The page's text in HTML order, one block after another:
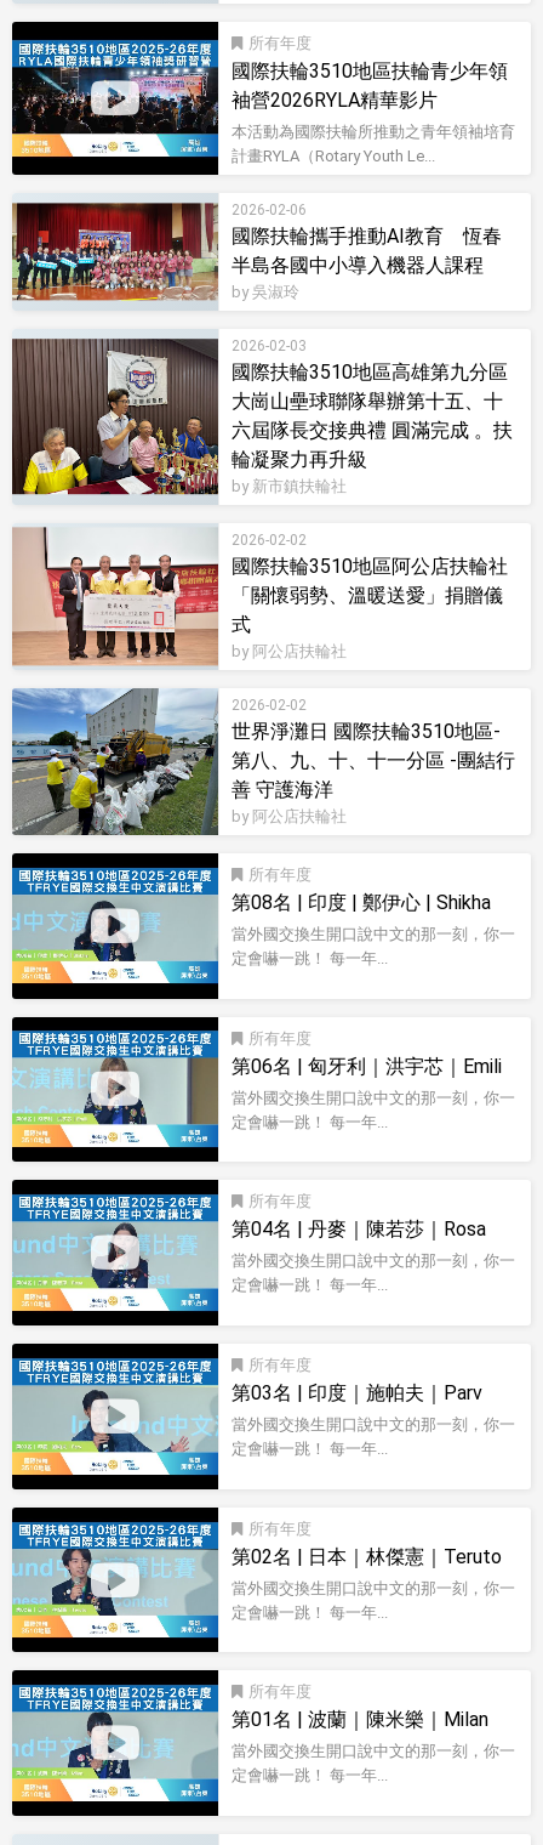
所有
國際扶輪3510地區扶輪青少年領
袖營2026RYLA精華影片
本活動為國際扶輪所推動之青年領袖培育
計畫RYLA（Rotary Youth Le...
2026-02-06
國際扶輪攜手推動AI教育 恆春
半島各國中小導入機器人課程
by 吳淑玲
2026-02-03
國際扶輪3510地區高雄第九分區
大崗山壘球聯隊舉辦第十五、十
六屆隊長交接典禮 圓滿完成 。扶
輪凝聚力再升級
by 新市鎮扶輪社
2026-02-02
國際扶輪3510地區阿公店扶輪社
「關懷弱勢、溫暖送愛」捐贈儀
式
by 阿公店扶輪社
2026-02-02
世界淨灘日 國際扶輪3510地區-
第八、九、十、十一分區 -團結行
善 守護海洋
by 阿公店扶輪社
影音型錄
所有
第08名 | 印度 | 鄭伊心 | Shikha
當外國交換生開口說中文的那一刻，你一
定會嚇一跳！ 每一年...
影音型錄
所有
第06名 | 匈牙利｜洪宇芯｜Emili
當外國交換生開口說中文的那一刻，你一
定會嚇一跳！ 每一年...
影音型錄
所有
第04名 | 丹麥｜陳若莎｜Rosa
當外國交換生開口說中文的那一刻，你一
定會嚇一跳！ 每一年...
影音型錄
所有
第03名 | 印度｜施帕夫｜Parv
當外國交換生開口說中文的那一刻，你一
定會嚇一跳！ 每一年...
影音型錄
所有
第02名 | 日本｜林傑憲｜Teruto
當外國交換生開口說中文的那一刻，你一
定會嚇一跳！ 每一年...
所有
第01名 | 波蘭｜陳米樂｜Milan
當外國交換生開口說中文的那一刻，你一
定會嚇一跳！ 每一年...